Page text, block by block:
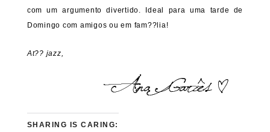
com um argumento divertido. Ideal para uma tarde de
Domingo com amigos ou em fam??lia!
At?? jazz,
SHARING IS CARING: